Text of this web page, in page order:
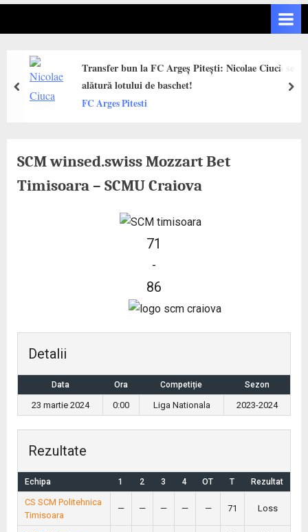
Transfer bun la FC Argeș Pitești: Nicolae Ciucă se
alătură lotului de baschet!
FC Arges Pitesti
prev next
SCM winsed.swiss Mozzart Bet
Timisoara – SCMU Craiova
71
-
86
Detalii
Data Ora Competiție Sezon
23 martie 2024 0:00 Liga Nationala 2023-2024
Rezultate
Echipa 1 2 3 4 OT T Rezultat
CS SCM Politehnica
Timisoara
— — — — — 71 Loss